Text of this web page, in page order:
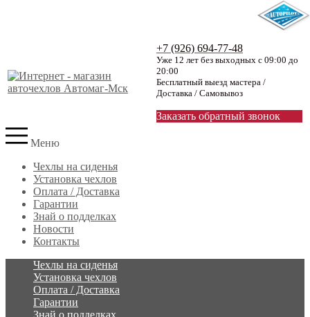
+7 (926) 694-77-48
Уже 12 лет без выходных с 09:00 до
20:00
Бесплатный выезд мастера /
Доставка / Самовывоз
Заказать обратный звонок
Меню
Чехлы на сиденья
Установка чехлов
Оплата / Доставка
Гарантии
Знай о подделках
Новости
Контакты
Чехлы на сиденья
Установка чехлов
Оплата / Доставка
Гарантии
Знай о подделках